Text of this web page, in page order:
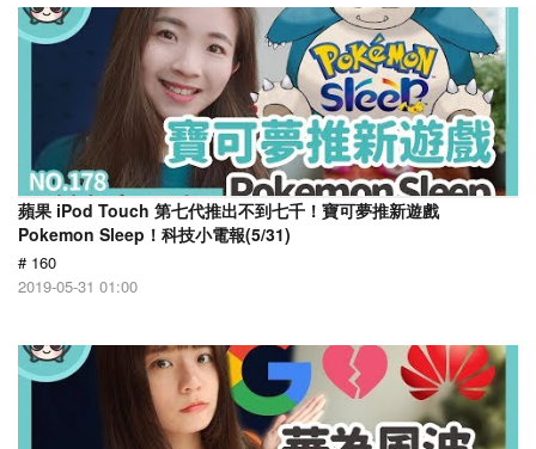
蘋果 iPod Touch 第七代推出不到七千！寶可夢推新遊戲
Pokemon Sleep！科技小電報(5/31)
# 160
2019-05-31 01:00